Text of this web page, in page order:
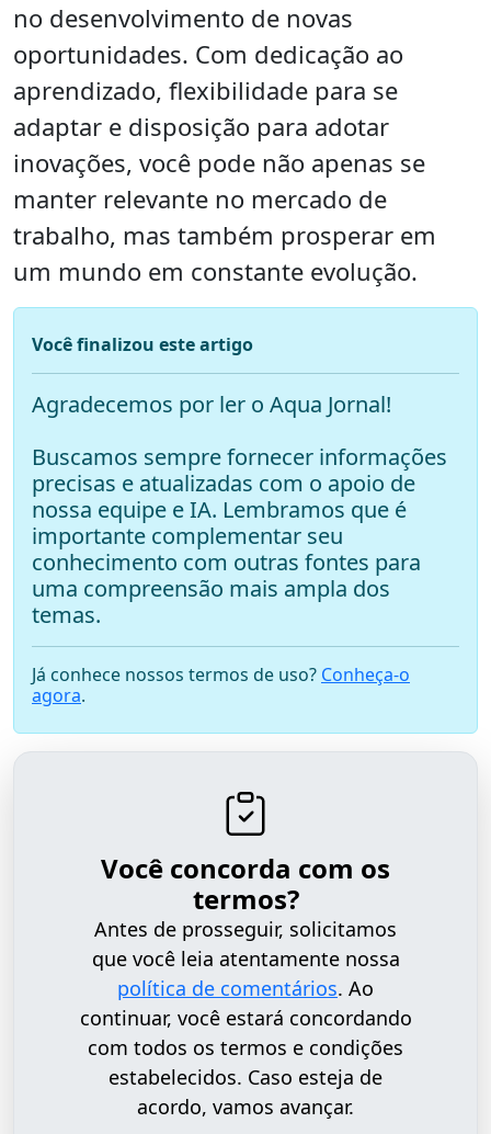
no desenvolvimento de novas
oportunidades. Com dedicação ao
aprendizado, flexibilidade para se
adaptar e disposição para adotar
inovações, você pode não apenas se
manter relevante no mercado de
trabalho, mas também prosperar em
um mundo em constante evolução.
Você finalizou este artigo
Agradecemos por ler o Aqua Jornal!
Buscamos sempre fornecer informações
precisas e atualizadas com o apoio de
nossa equipe e IA. Lembramos que é
importante complementar seu
conhecimento com outras fontes para
uma compreensão mais ampla dos
temas.
Já conhece nossos termos de uso? Conheça-o
agora.
Você concorda com os
termos?
Antes de prosseguir, solicitamos
que você leia atentamente nossa
política de comentários. Ao
continuar, você estará concordando
com todos os termos e condições
estabelecidos. Caso esteja de
acordo, vamos avançar.